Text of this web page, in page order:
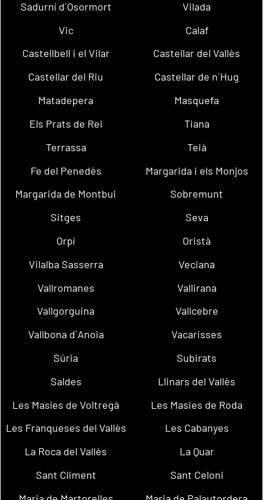
Sadurní d´Osormort
Vilada
Vic
Calaf
Castellbell i el Vilar
Castellar del Vallès
Castellar del Riu
Castellar de n´Hug
Matadepera
Masquefa
Els Prats de Rei
Tiana
Terrassa
Teià
Fe del Penedès
Margarida i els Monjos
Margarida de Montbui
Sobremunt
Sitges
Seva
Orpí
Oristà
Vilalba Sasserra
Veciana
Vallromanes
Vallirana
Vallgorguina
Vallcebre
Vallbona d´Anoia
Vacarisses
Súria
Subirats
Saldes
Llinars del Vallès
Les Masíes de Voltregà
Les Masies de Roda
Les Franqueses del Vallès
Les Cabanyes
La Roca del Vallès
La Quar
Sant Climent
Sant Celoni